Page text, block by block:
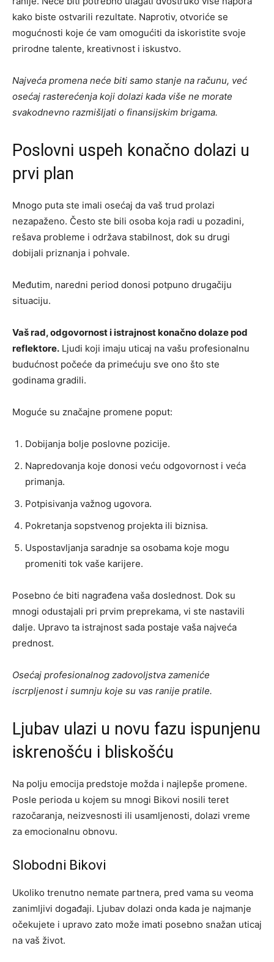
kako biste ostvarili rezultate. Naprotiv, otvoriće se
mogućnosti koje će vam omogućiti da iskoristite svoje
prirodne talente, kreativnost i iskustvo.
Najveća promena neće biti samo stanje na računu, već
osećaj rasterećenja koji dolazi kada više ne morate
svakodnevno razmišljati o finansijskim brigama.
Poslovni uspeh konačno dolazi u
prvi plan
Mnogo puta ste imali osećaj da vaš trud prolazi
nezapaženo. Često ste bili osoba koja radi u pozadini,
rešava probleme i održava stabilnost, dok su drugi
dobijali priznanja i pohvale.
Međutim, naredni period donosi potpuno drugačiju
situaciju.
Vaš rad, odgovornost i istrajnost konačno dolaze pod
reflektore. Ljudi koji imaju uticaj na vašu profesionalnu
budućnost počeće da primećuju sve ono što ste
godinama gradili.
Moguće su značajne promene poput:
Dobijanja bolje poslovne pozicije.
Napredovanja koje donosi veću odgovornost i veća
primanja.
Potpisivanja važnog ugovora.
Pokretanja sopstvenog projekta ili biznisa.
Uspostavljanja saradnje sa osobama koje mogu
promeniti tok vaše karijere.
Posebno će biti nagrađena vaša doslednost. Dok su
mnogi odustajali pri prvim preprekama, vi ste nastavili
dalje. Upravo ta istrajnost sada postaje vaša najveća
prednost.
Osećaj profesionalnog zadovoljstva zameniće
iscrpljenost i sumnju koje su vas ranije pratile.
Ljubav ulazi u novu fazu ispunjenu
iskrenošću i bliskošću
Na polju emocija predstoje možda i najlepše promene.
Posle perioda u kojem su mnogi Bikovi nosili teret
razočaranja, neizvesnosti ili usamljenosti, dolazi vreme
za emocionalnu obnovu.
Slobodni Bikovi
Ukoliko trenutno nemate partnera, pred vama su veoma
zanimljivi događaji. Ljubav dolazi onda kada je najmanje
očekujete i upravo zato može imati posebno snažan uticaj
na vaš život.